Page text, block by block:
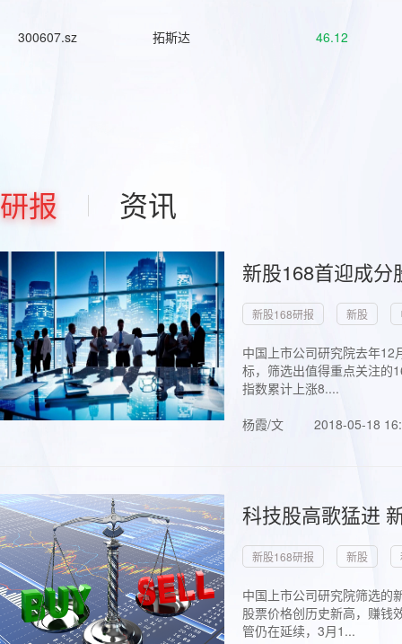
300607.sz 拓斯达 46.12
研报 资讯
新股168首迎成
新股168研报 新股
中国上市公司研究院去年
标，筛选出值得重点关注的
指数累计上涨8....
杨霞/文
2018-05-18
科技股高歌猛进
新股168研报 新股
中国上市公司研究院筛选的
股票价格创历史新高，赚钱
管仍在延续，3月1...